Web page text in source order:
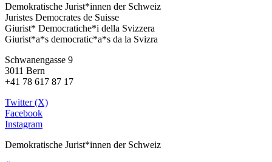
Demokratische Jurist*innen der Schweiz
Juristes Democrates de Suisse
Giurist* Democratiche*i della Svizzera
Giurist*a*s democratic*a*s da la Svizra
Schwanengasse 9
3011 Bern
+41 78 617 87 17
Twitter (X)
Facebook
Instagram
Demokratische Jurist*innen der Schweiz